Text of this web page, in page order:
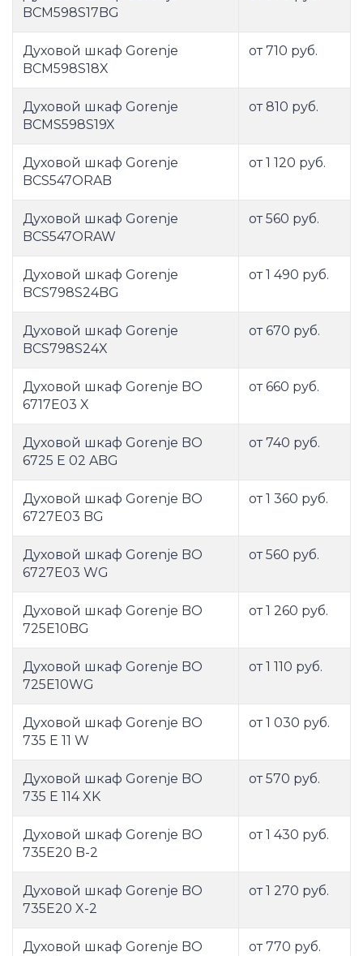
BCM598S17BG
Духовой шкаф Gorenje
BCM598S18X
от 710 руб.
Духовой шкаф Gorenje
BCMS598S19X
от 810 руб.
Духовой шкаф Gorenje
BCS547ORAB
от 1 120 руб.
Духовой шкаф Gorenje
BCS547ORAW
от 560 руб.
Духовой шкаф Gorenje
BCS798S24BG
от 1 490 руб.
Духовой шкаф Gorenje
BCS798S24X
от 670 руб.
Духовой шкаф Gorenje BO
6717E03 X
от 660 руб.
Духовой шкаф Gorenje BO
6725 E 02 ABG
от 740 руб.
Духовой шкаф Gorenje BO
6727E03 BG
от 1 360 руб.
Духовой шкаф Gorenje BO
6727E03 WG
от 560 руб.
Духовой шкаф Gorenje BO
725E10BG
от 1 260 руб.
Духовой шкаф Gorenje BO
725E10WG
от 1 110 руб.
Духовой шкаф Gorenje BO
735 E 11 W
от 1 030 руб.
Духовой шкаф Gorenje BO
735 E 114 XK
от 570 руб.
Духовой шкаф Gorenje BO
735E20 B-2
от 1 430 руб.
Духовой шкаф Gorenje BO
735E20 X-2
от 1 270 руб.
Духовой шкаф Gorenje BO
от 770 руб.